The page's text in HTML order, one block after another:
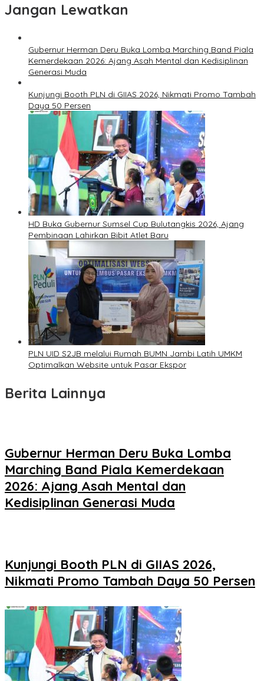
Jangan Lewatkan
Gubernur Herman Deru Buka Lomba Marching Band Piala
Kemerdekaan 2026: Ajang Asah Mental dan Kedisiplinan
Generasi Muda
Kunjungi Booth PLN di GIIAS 2026, Nikmati Promo Tambah
Daya 50 Persen
HD Buka Gubernur Sumsel Cup Bulutangkis 2026, Ajang
Pembinaan Lahirkan Bibit Atlet Baru
PLN UID S2JB melalui Rumah BUMN Jambi Latih UMKM
Optimalkan Website untuk Pasar Ekspor
Berita Lainnya
Gubernur Herman Deru Buka Lomba
Marching Band Piala Kemerdekaan
2026: Ajang Asah Mental dan
Kedisiplinan Generasi Muda
Kunjungi Booth PLN di GIIAS 2026,
Nikmati Promo Tambah Daya 50 Persen